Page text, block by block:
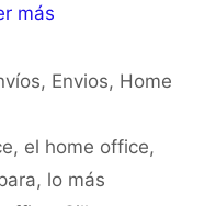
más
, Envios, Home
, el home office,
, lo más